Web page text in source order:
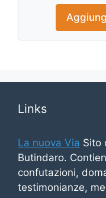
Links
La nuova Via Sito
Butindaro.
confutazioni,
testimonianze,